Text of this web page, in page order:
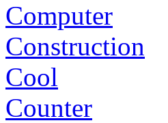
Computer
Construction
Cool
Counter